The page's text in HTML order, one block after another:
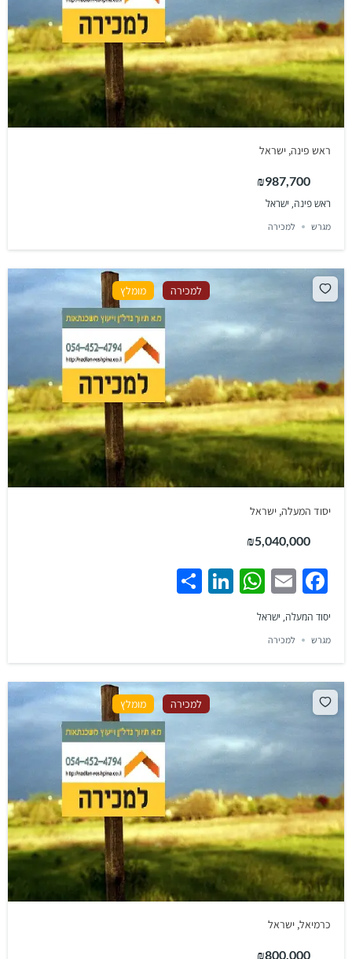
ראש פינה, ישראל
₪987,700
ראש פינה, ישראל
מגרש למכירה
למכירה מומלץ
יסוד המעלה, ישראל
₪5,040,000
Facebook
Email
WhatsApp
LinkedIn
Share
יסוד המעלה, ישראל
מגרש למכירה
למכירה מומלץ
כרמיאל, ישראל
₪800,000